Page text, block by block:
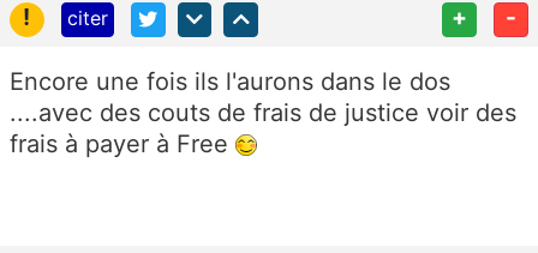
!
citer + -
Encore une fois ils l'aurons dans le dos
....avec des couts de frais de justice voir des
frais à payer à Free